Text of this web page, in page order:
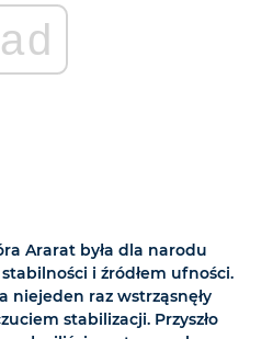
ad
Ararat była dla narodu
i źródłem ufności.
niejeden raz wstrząsnęły
stabilizacji. Przyszło